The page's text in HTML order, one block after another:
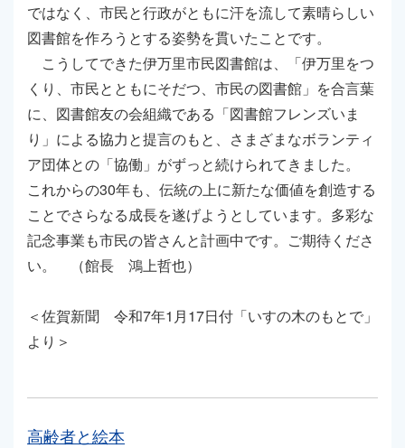
ではなく、市民と行政がともに汗を流して素晴らしい
図書館を作ろうとする姿勢を貫いたことです。
こうしてできた伊万里市民図書館は、「伊万里をつ
くり、市民とともにそだつ、市民の図書館」を合言葉
に、図書館友の会組織である「図書館フレンズいま
り」による協力と提言のもと、さまざまなボランティ
ア団体との「協働」がずっと続けられてきました。
これからの30年も、伝統の上に新たな価値を創造する
ことでさらなる成長を遂げようとしています。多彩な
記念事業も市民の皆さんと計画中です。ご期待くださ
い。 （館長 鴻上哲也）
＜佐賀新聞 令和7年1月17日付「いすの木のもとで」
より＞
高齢者と絵本